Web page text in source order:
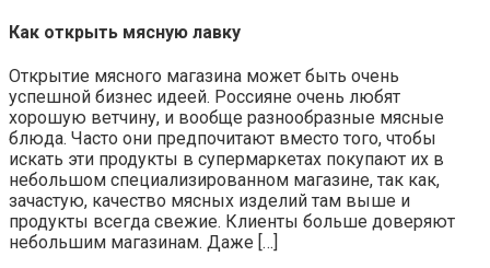
Как открыть мясную лавку
Открытие мясного магазина может быть очень
успешной бизнес идеей. Россияне очень любят
хорошую ветчину, и вообще разнообразные мясные
блюда. Часто они предпочитают вместо того, чтобы
искать эти продукты в супермаркетах покупают их в
небольшом специализированном магазине, так как,
зачастую, качество мясных изделий там выше и
продукты всегда свежие. Клиенты больше доверяют
небольшим магазинам. Даже […]